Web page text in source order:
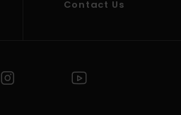
Contact Us